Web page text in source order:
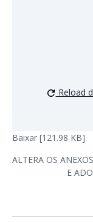
Reload
Baixar [121.98 KB]
ALTERA OS
E